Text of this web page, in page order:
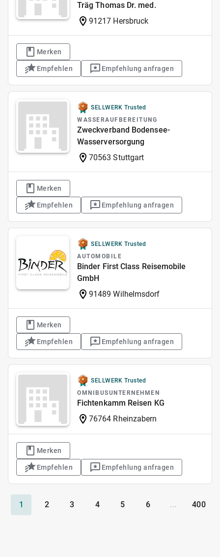
Träg Thomas Dr. med.
91217 Hersbruck
Merken
Empfehlen Empfehlung anfragen
SELLWERK Trusted
WASSERAUFBEREITUNG
Zweckverband Bodensee-
Wasserversorgung
70563 Stuttgart
Merken
Empfehlen Empfehlung anfragen
SELLWERK Trusted
AUTOMOBILE
Binder First Class Reisemobile
GmbH
91489 Wilhelmsdorf
Merken
Empfehlen Empfehlung anfragen
SELLWERK Trusted
OMNIBUSUNTERNEHMEN
Fichtenkamm Reisen KG
76764 Rheinzabern
Merken
Empfehlen Empfehlung anfragen
1 2 3 4 5 6 ... 400